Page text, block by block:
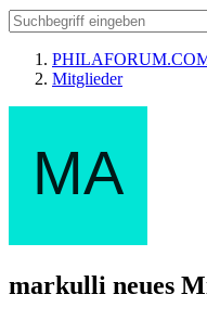
Mitglieder
markulli neues